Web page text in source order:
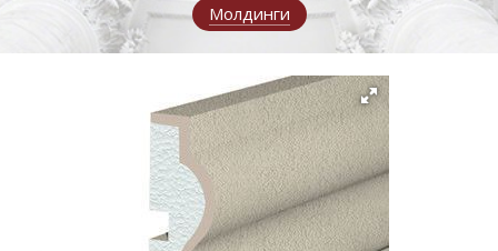
Молдинги